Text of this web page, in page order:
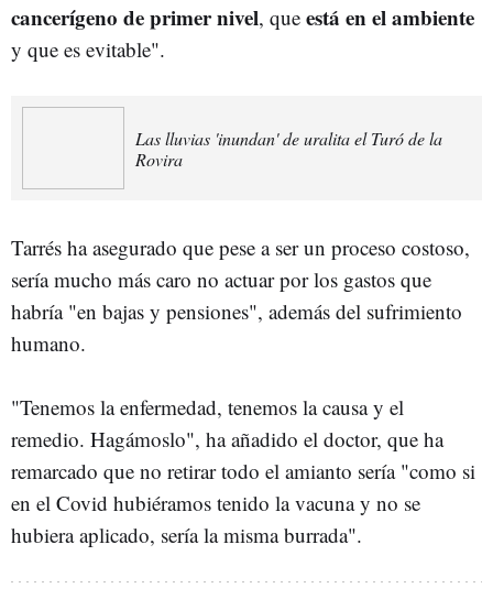
cancerígeno de primer nivel, que está en el ambiente
y que es evitable".
Las lluvias 'inundan' de uralita el Turó de la
Rovira
Tarrés ha asegurado que pese a ser un proceso costoso,
sería mucho más caro no actuar por los gastos que
habría "en bajas y pensiones", además del sufrimiento
humano.
"Tenemos la enfermedad, tenemos la causa y el
remedio. Hagámoslo", ha añadido el doctor, que ha
remarcado que no retirar todo el amianto sería "como si
en el Covid hubiéramos tenido la vacuna y no se
hubiera aplicado, sería la misma burrada".